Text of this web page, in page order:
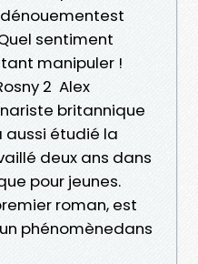
sentiment
manipuler !
2 Alex
britannique
aussi étudié la
deux ans dans
pour jeunes.
roman, est
phénomènedans